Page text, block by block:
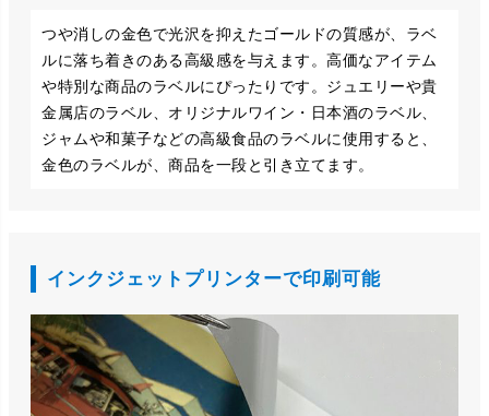
つや消しの金色で光沢を抑えたゴールドの質感が、ラベ
ルに落ち着きのある高級感を与えます。高価なアイテム
や特別な商品のラベルにぴったりです。ジュエリーや貴
金属店のラベル、オリジナルワイン・日本酒のラベル、
ジャムや和菓子などの高級食品のラベルに使用すると、
金色のラベルが、商品を一段と引き立てます。
インクジェットプリンターで印刷可能